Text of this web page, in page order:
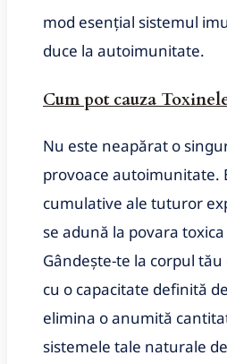
mod esențial sistemul
duce la autoimunitate.
Cum pot cauza
Nu este neapărat o
provoace autoimunitate.
cumulative ale tuturor
se adună la povara
Gândește-te la corpul tău
cu o capacitate definită
elimina o anumită
sistemele tale naturale